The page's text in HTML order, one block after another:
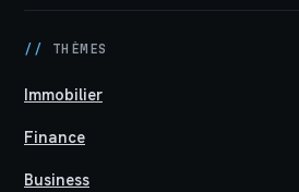
// THÈMES
Immobilier
Finance
Business